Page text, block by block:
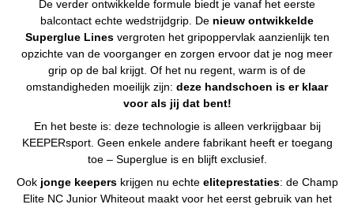
De verder ontwikkelde formule biedt je vanaf het eerste
balcontact echte wedstrijdgrip. De nieuw ontwikkelde
Superglue Lines vergroten het gripoppervlak aanzienlijk ten
opzichte van de voorganger en zorgen ervoor dat je nog meer
grip op de bal krijgt. Of het nu regent, warm is of de
omstandigheden moeilijk zijn: deze handschoen is er klaar
voor als jij dat bent!
En het beste is: deze technologie is alleen verkrijgbaar bij
KEEPERsport. Geen enkele andere fabrikant heeft er toegang
toe – Superglue is en blijft exclusief.
Ook jonge keeperskrijgen nu echte eliteprestaties: de Champ
Elite NC Junior Whiteout maakt voor het eerst gebruik van het